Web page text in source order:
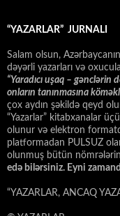
“YAZARLAR” JURNALI
Salam olsun,
dəyərli yazarları və
“Yaradıcı uşaq – gәnclәrin
onların tanınmasına
çox aydın şəkildə qeyd
“Yazarlar” kitabxanalar
olunur və elektron
platformadan PULSUZ
olunmuş bütün
edə bilərsiniz. Eyni
“YAZARLAR, ANCAQ